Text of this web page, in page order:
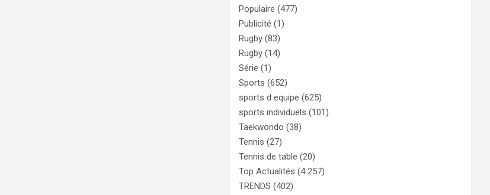
Populaire (477)
Publicité (1)
Rugby (83)
Rugby (14)
Série (1)
Sports (652)
sports d equipe (625)
sports individuels (101)
Taekwondo (38)
Tennis (27)
Tennis de table (20)
Top Actualités (4 257)
TRENDS (402)